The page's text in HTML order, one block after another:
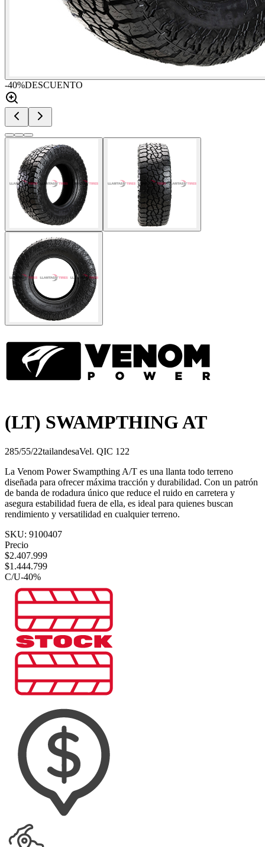
-40%DESCUENTO
(LT) SWAMPTHING AT
285/55/22tailandesaVel. QIC 122
La Venom Power Swampthing A/T es una llanta todo terreno
diseñada para ofrecer máxima tracción y durabilidad. Con un patrón
de banda de rodadura único que reduce el ruido en carretera y
asegura estabilidad fuera de ella, es ideal para quienes buscan
rendimiento y versatilidad en cualquier terreno.
SKU: 9100407
Precio
$2.407.999
$1.444.799
C/U-40%